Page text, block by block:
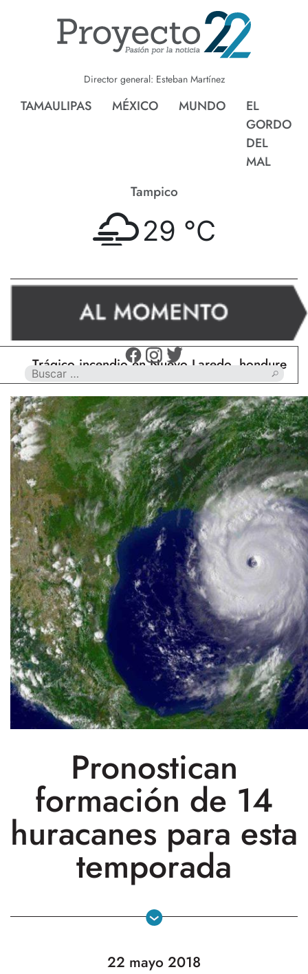
Director general: Esteban Martínez
TAMAULIPAS MÉXICO MUNDO
EL
GORDO
DEL
MAL
Tampico
29 °C
Trágico incendio en Nuevo Laredo, hondureño
Pronostican
formación de 14
huracanes para esta
temporada
22 mayo 2018